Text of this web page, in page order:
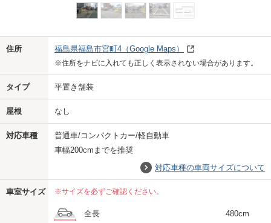
Previo
住所 福島県福島市宮町4 （Google Maps）
※住所をナビに入れても正しく表示されない場合があります。
タイプ 平置き舗装
屋根 なし
対応車種
普通車/コンパクトカー/軽自動車
車幅200cmまでを推奨
対応車種の車両サイズについて
車室サイズ ※サイズを必ずご確認ください。
全長 480cm